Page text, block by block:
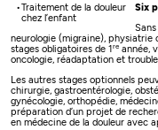
Traitement de la douleur
chez l’enfant
Six
neurologie (migraine), physiatrie
stages obligatoires de 1re année,
oncologie, réadaptation et
Les autres stages optionnels
chirurgie, gastroentérologie,
gynécologie, orthopédie,
préparation d’un projet de
en médecine de la douleur avec